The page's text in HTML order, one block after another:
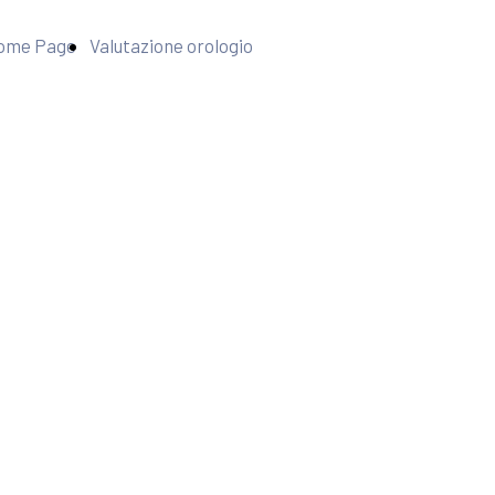
Page Valutazione orologio